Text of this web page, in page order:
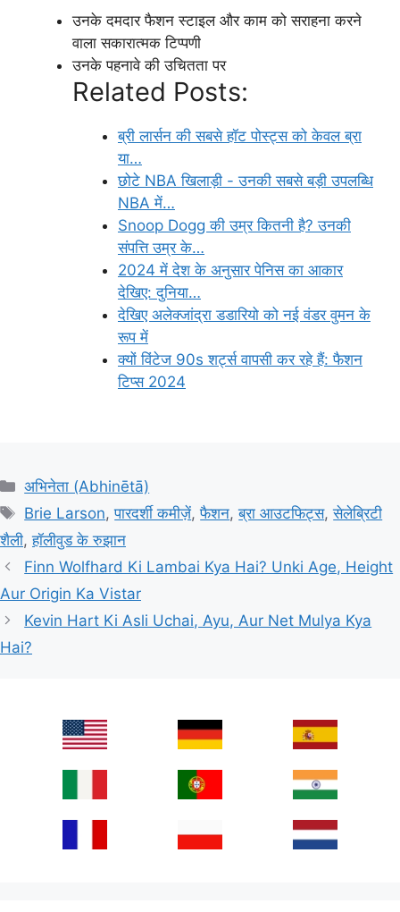
उनके दमदार फैशन स्टाइल और काम को सराहना करने
वाला सकारात्मक टिप्पणी
उनके पहनावे की उचितता पर
Related Posts:
ब्री लार्सन की सबसे हॉट पोस्ट्स को केवल ब्रा
या…
छोटे NBA खिलाड़ी - उनकी सबसे बड़ी उपलब्धि
NBA में…
Snoop Dogg की उम्र कितनी है? उनकी
संपत्ति उम्र के…
2024 में देश के अनुसार पेनिस का आकार
देखिए: दुनिया…
देखिए अलेक्जांद्रा डडारियो को नई वंडर वुमन के
रूप में
क्यों विंटेज 90s शर्ट्स वापसी कर रहे हैं: फैशन
टिप्स 2024
Categories
अभिनेता (Abhinētā)
Tags
Brie Larson,पारदर्शी कमीज़ें,फैशन,ब्रा आउटफिट्स,सेलेब्रिटी
शैली,हॉलीवुड के रुझान
Finn Wolfhard Ki Lambai Kya Hai? Unki Age, Height
Aur Origin Ka Vistar
Kevin Hart Ki Asli Uchai, Ayu, Aur Net Mulya Kya
Hai?